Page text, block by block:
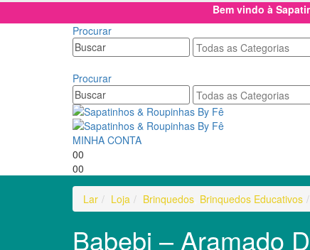
Bem vindo à
Procurar
Procurar
MINHA CONTA
00
00
Lar Loja Brinquedos Brinquedos Educativos
Babebi – Aramado